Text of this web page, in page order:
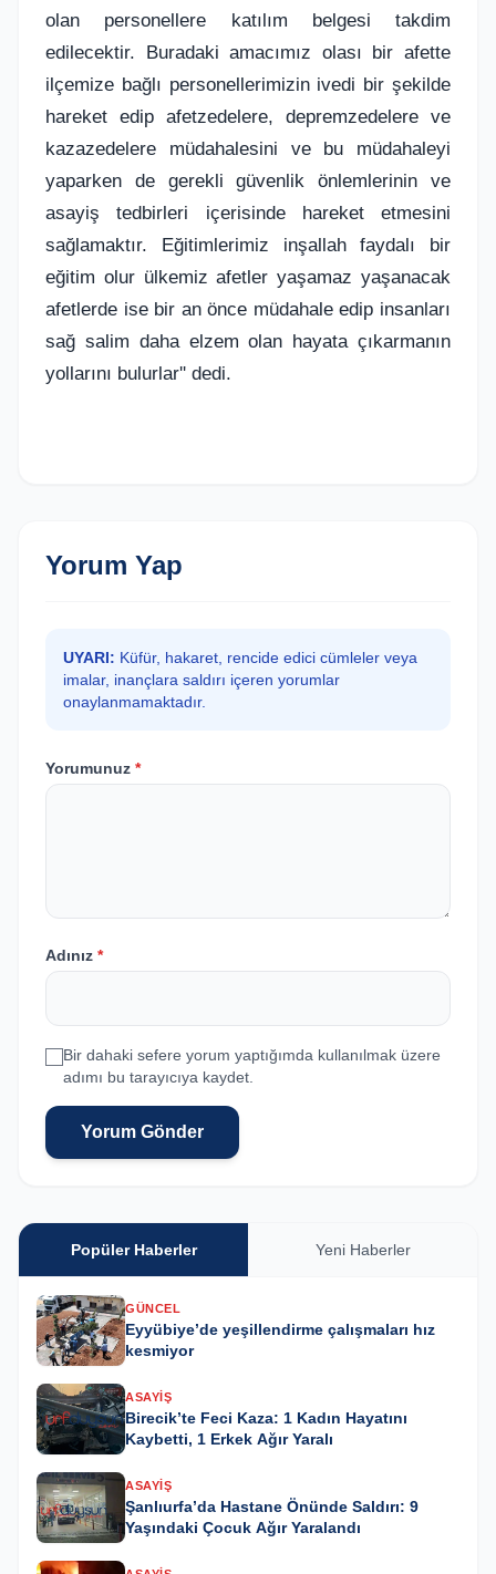
olan personellere katılım belgesi takdim
edilecektir. Buradaki amacımız olası bir afette
ilçemize bağlı personellerimizin ivedi bir şekilde
hareket edip afetzedelere, depremzedelere ve
kazazedelere müdahalesini ve bu müdahaleyi
yaparken de gerekli güvenlik önlemlerinin ve
asayiş tedbirleri içerisinde hareket etmesini
sağlamaktır. Eğitimlerimiz inşallah faydalı bir
eğitim olur ülkemiz afetler yaşamaz yaşanacak
afetlerde ise bir an önce müdahale edip insanları
sağ salim daha elzem olan hayata çıkarmanın
yollarını bulurlar'' dedi.
Yorum Yap
UYARI: Küfür, hakaret, rencide edici cümleler veya
imalar, inançlara saldırı içeren yorumlar
onaylanmamaktadır.
Yorumunuz *
Adınız *
Bir dahaki sefere yorum yaptığımda kullanılmak üzere
adımı bu tarayıcıya kaydet.
Yorum Gönder
Popüler Haberler Yeni Haberler
GÜNCEL
Eyyübiye’de yeşillendirme çalışmaları hız
kesmiyor
ASAYIŞ
Birecik’te Feci Kaza: 1 Kadın Hayatını
Kaybetti, 1 Erkek Ağır Yaralı
ASAYIŞ
Şanlıurfa’da Hastane Önünde Saldırı: 9
Yaşındaki Çocuk Ağır Yaralandı